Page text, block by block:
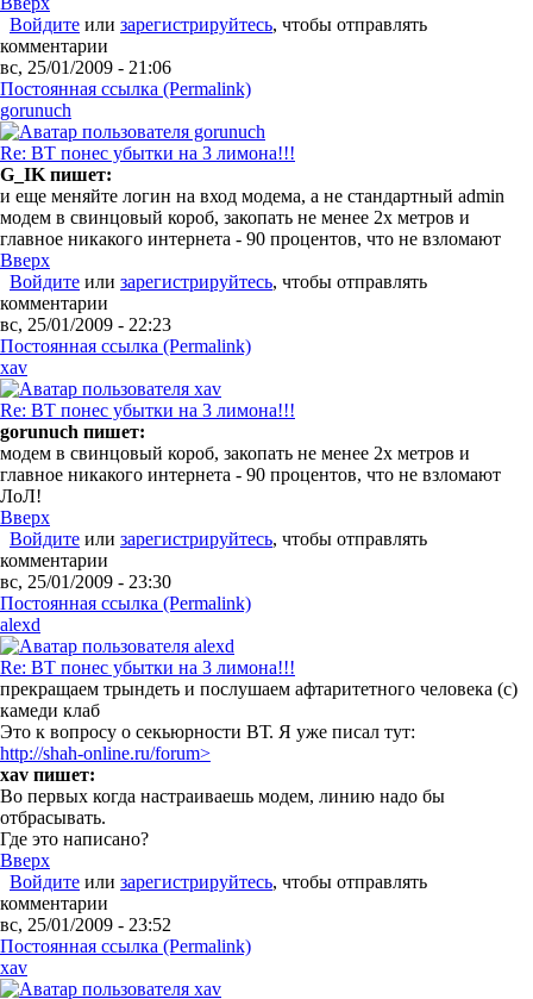
Войдите или зарегистрируйтесь, чтобы отправлять
комментарии
вс, 25/01/2009 - 21:06
Постоянная ссылка (Permalink)
gorunuch
Re: ВТ понес убытки на 3 лимона!!!
G_IK пишет:
и еще меняйте логин на вход модема, а не стандартный admin
модем в свинцовый короб, закопать не менее 2х метров и
главное никакого интернета - 90 процентов, что не взломают
Вверх
Войдите или зарегистрируйтесь, чтобы отправлять
комментарии
вс, 25/01/2009 - 22:23
Постоянная ссылка (Permalink)
xav
Re: ВТ понес убытки на 3 лимона!!!
gorunuch пишет:
модем в свинцовый короб, закопать не менее 2х метров и
главное никакого интернета - 90 процентов, что не взломают
ЛоЛ!
Вверх
Войдите или зарегистрируйтесь, чтобы отправлять
комментарии
вс, 25/01/2009 - 23:30
Постоянная ссылка (Permalink)
alexd
Re: ВТ понес убытки на 3 лимона!!!
прекращаем трындеть и послушаем афтаритетного человека (с)
камеди клаб
Это к вопросу о секьюрности ВТ. Я уже писал тут:
http://shah-online.ru/forum>
xav пишет:
Во первых когда настраиваешь модем, линию надо бы
отбрасывать.
Где это написано?
Вверх
Войдите или зарегистрируйтесь, чтобы отправлять
комментарии
вс, 25/01/2009 - 23:52
Постоянная ссылка (Permalink)
xav